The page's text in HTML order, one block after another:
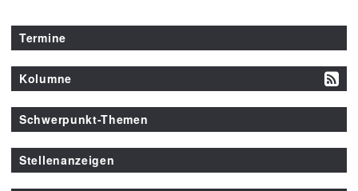
Termine
Kolumne
Schwerpunkt-Themen
Stellenanzeigen